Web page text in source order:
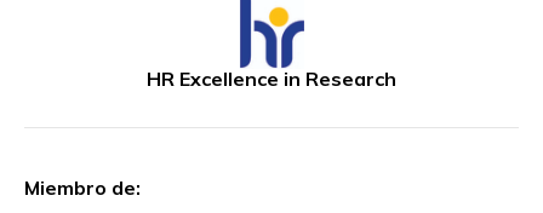
HR Excellence in Research
Miembro de: